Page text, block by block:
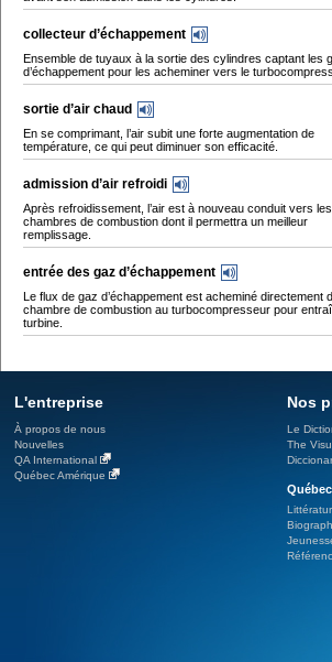
collecteur d’échappement
Ensemble de tuyaux à la sortie des cylindres captant les
d’échappement pour les acheminer vers le
sortie d’air chaud
En se comprimant, l’air subit une forte augmentation de
température, ce qui peut diminuer son efficacité.
admission d’air refroidi
Après refroidissement, l’air est à nouveau conduit vers les
chambres de combustion dont il permettra un meilleur
remplissage.
entrée des gaz d’échappement
Le flux de gaz d’échappement est acheminé directement
chambre de combustion au turbocompresseur pour
turbine.
L'entreprise
À propos de nous
Nouvelles
QA International
Québec Amérique
Nos
Le
The